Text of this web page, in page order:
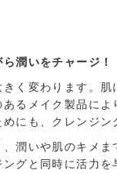
潤いをチャージ！
く変わります。
るメイク製品に
にも、クレンジン
潤いや肌のキメ
グと同時に活力